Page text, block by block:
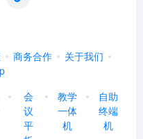
商务合作
关于我们
会
议
平
教学
一体
机
自助
终端
机